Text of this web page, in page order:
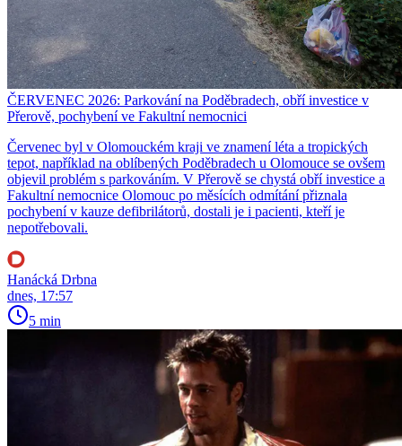
ČERVENEC 2026: Parkování na Poděbradech, obří investice v
Přerově, pochybení ve Fakultní nemocnici
Červenec byl v Olomouckém kraji ve znamení léta a tropických
tepot, například na oblíbených Poděbradech u Olomouce se ovšem
objevil problém s parkováním. V Přerově se chystá obří investice a
Fakultní nemocnice Olomouc po měsících odmítání přiznala
pochybení v kauze defibrilátorů, dostali je i pacienti, kteří je
nepotřebovali.
Hanácká Drbna
dnes, 17:57
5 min